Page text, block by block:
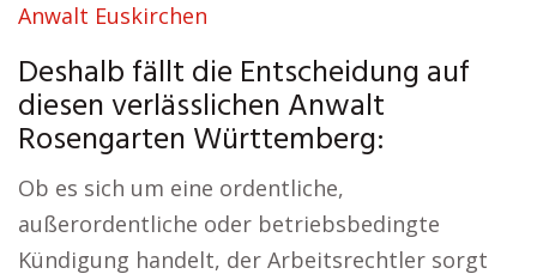
Anwalt Euskirchen
Deshalb fällt die Entscheidung auf
diesen verlässlichen Anwalt
Rosengarten Württemberg:
Ob es sich um eine ordentliche,
außerordentliche oder betriebsbedingte
Kündigung handelt, der Arbeitsrechtler sorgt